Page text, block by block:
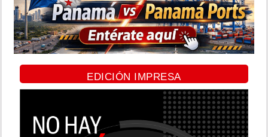
EDICIÓN IMPRESA